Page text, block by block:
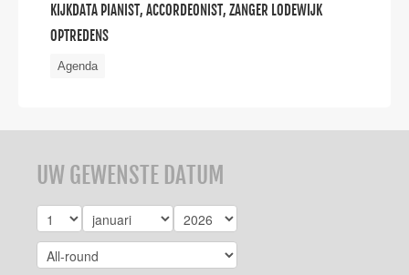
KIJKDATA PIANIST, ACCORDEONIST, ZANGER LODEWIJK
OPTREDENS
Agenda
UW GEWENSTE DATUM